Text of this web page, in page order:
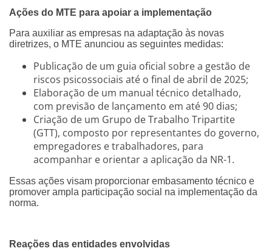
Ações do MTE para apoiar a implementação
Para auxiliar as empresas na adaptação às novas
diretrizes, o MTE anunciou as seguintes medidas:
Publicação de um guia oficial sobre a gestão de
riscos psicossociais até o final de abril de 2025;
Elaboração de um manual técnico detalhado,
com previsão de lançamento em até 90 dias;
Criação de um Grupo de Trabalho Tripartite
(GTT), composto por representantes do governo,
empregadores e trabalhadores, para
acompanhar e orientar a aplicação da NR-1.
Essas ações visam proporcionar embasamento técnico e
promover ampla participação social na implementação da
norma.
Reações das entidades envolvidas